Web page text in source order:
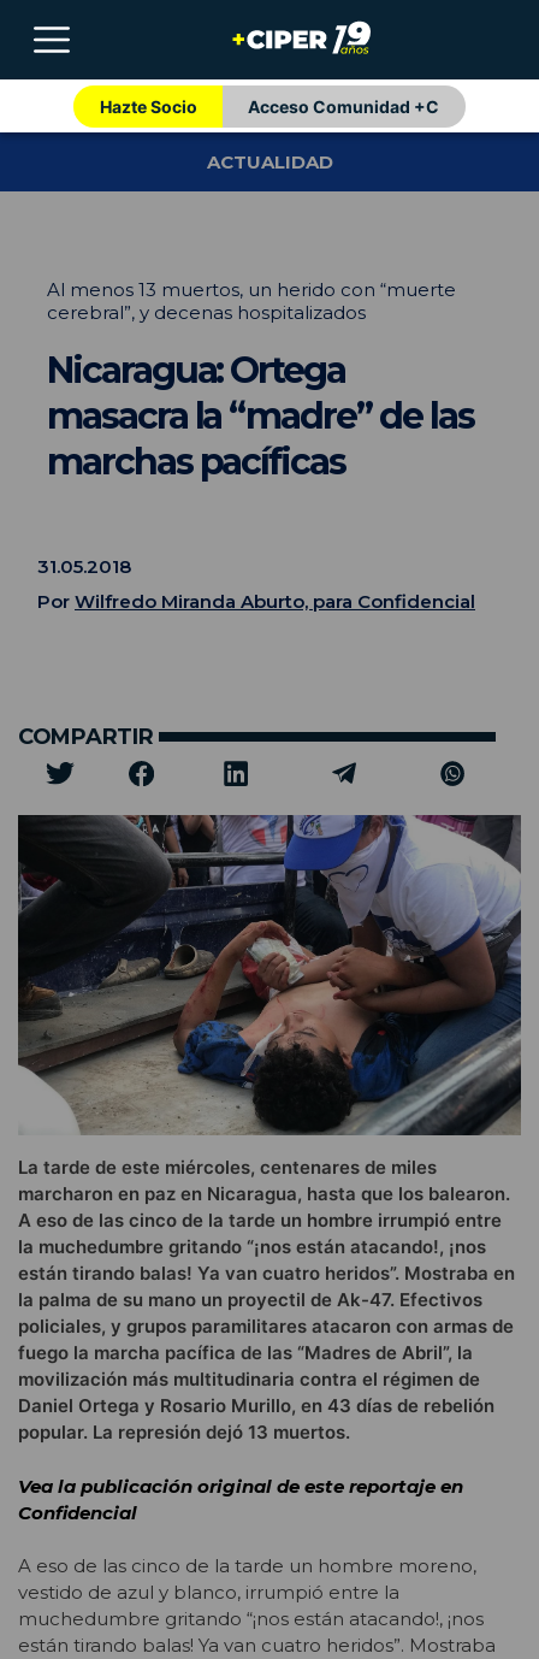
Hazte Socio Acceso Comunidad +C
ACTUALIDAD
Al menos 13 muertos, un herido con “muerte
cerebral”, y decenas hospitalizados
Nicaragua: Ortega
masacra la “madre” de las
marchas pacíficas
31.05.2018
Por Wilfredo Miranda Aburto, para Confidencial
COMPARTIR
La tarde de este miércoles, centenares de miles
marcharon en paz en Nicaragua, hasta que los balearon.
A eso de las cinco de la tarde un hombre irrumpió entre
la muchedumbre gritando “¡nos están atacando!, ¡nos
están tirando balas! Ya van cuatro heridos”. Mostraba en
la palma de su mano un proyectil de Ak-47. Efectivos
policiales, y grupos paramilitares atacaron con armas de
fuego la marcha pacífica de las “Madres de Abril”, la
movilización más multitudinaria contra el régimen de
Daniel Ortega y Rosario Murillo, en 43 días de rebelión
popular. La represión dejó 13 muertos.
Vea la publicación original de este reportaje en
Confidencial
A eso de las cinco de la tarde un hombre moreno,
vestido de azul y blanco, irrumpió entre la
muchedumbre gritando “¡nos están atacando!, ¡nos
están tirando balas! Ya van cuatro heridos”. Mostraba